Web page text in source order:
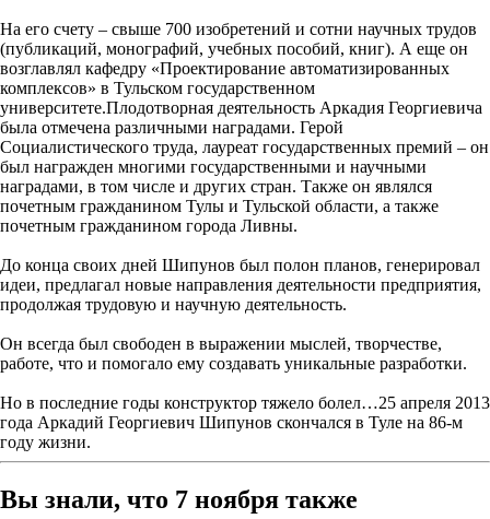
На его счету – свыше 700 изобретений и сотни научных трудов
(публикаций, монографий, учебных пособий, книг). А еще он
возглавлял кафедру «Проектирование автоматизированных
комплексов» в Тульском государственном
университете.Плодотворная деятельность Аркадия Георгиевича
была отмечена различными наградами. Герой
Социалистического труда, лауреат государственных премий – он
был награжден многими государственными и научными
наградами, в том числе и других стран. Также он являлся
почетным гражданином Тулы и Тульской области, а также
почетным гражданином города Ливны.
До конца своих дней Шипунов был полон планов, генерировал
идеи, предлагал новые направления деятельности предприятия,
продолжая трудовую и научную деятельность.
Он всегда был свободен в выражении мыслей, творчестве,
работе, что и помогало ему создавать уникальные разработки.
Но в последние годы конструктор тяжело болел…25 апреля 2013
года Аркадий Георгиевич Шипунов скончался в Туле на 86-м
году жизни.
Вы знали, что 7 ноября также